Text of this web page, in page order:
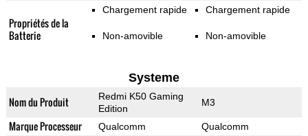
Propriétés de la
Batterie
Chargement rapide
Non-amovible
Chargement rapide
Non-amovible
Systeme
Nom du Produit
Redmi K50 Gaming
Edition
M3
Marque Processeur Qualcomm Qualcomm